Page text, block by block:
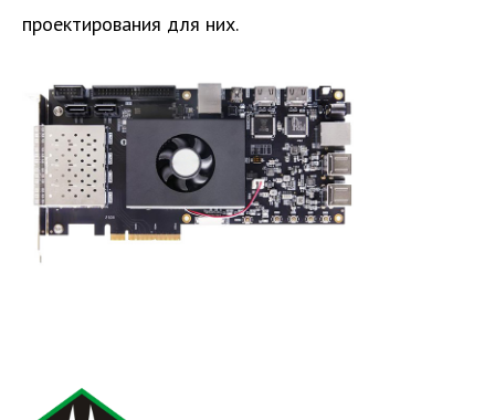
проектирования для них.